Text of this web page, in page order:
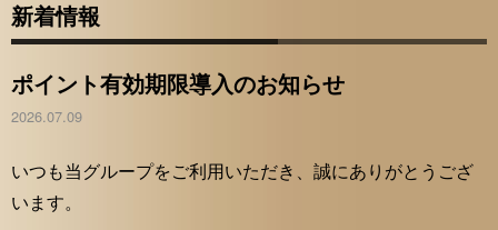
新着情報
ポイント有効期限導入のお知らせ
2026.07.09
いつも当グループをご利用いただき、誠にありがとうござ
います。